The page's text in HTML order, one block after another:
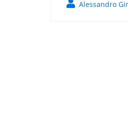
Alessandro